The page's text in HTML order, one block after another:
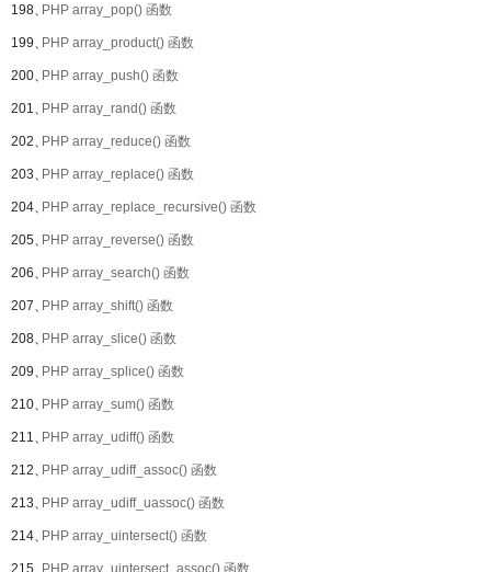
198、PHP array_pop() 函数
199、PHP array_product() 函数
200、PHP array_push() 函数
201、PHP array_rand() 函数
202、PHP array_reduce() 函数
203、PHP array_replace() 函数
204、PHP array_replace_recursive() 函数
205、PHP array_reverse() 函数
206、PHP array_search() 函数
207、PHP array_shift() 函数
208、PHP array_slice() 函数
209、PHP array_splice() 函数
210、PHP array_sum() 函数
211、PHP array_udiff() 函数
212、PHP array_udiff_assoc() 函数
213、PHP array_udiff_uassoc() 函数
214、PHP array_uintersect() 函数
215、PHP array_uintersect_assoc() 函数